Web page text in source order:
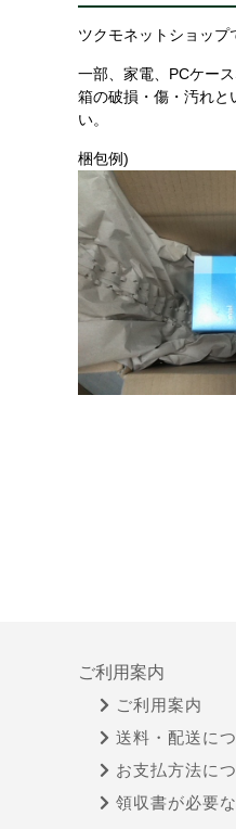
ツクモネットショップ
一部、家電、PCケー
箱の破損・傷・汚れと
い。
梱包例)
ご利用案内
ご利用案内
送料・配送に
お支払方法に
領収書が必要